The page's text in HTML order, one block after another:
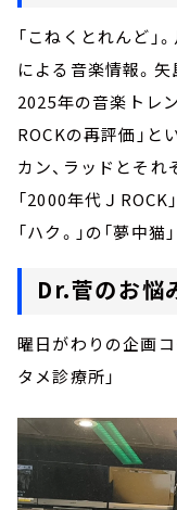
「こねくとれんど
による音楽情報。
2025年の音楽トレ
ROCKの再評価」と
カン、ラッドとそ
「2000年代Ｊ
「ハク。」の「夢中
Dr.菅のお悩
曜日がわりの企画
タメ診療所」